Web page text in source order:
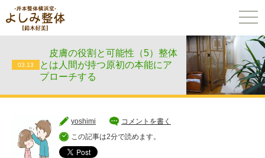
03.13
皮膚の役割と可能性（5）整体
とは人間が持つ原初の本能にア
プローチする
yoshimi
コメントを書く
この記事は2分で読めます。